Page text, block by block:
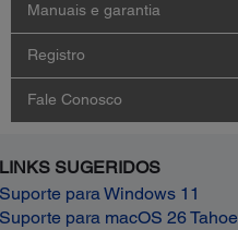
Manuais e garantia
Registro
Fale Conosco
LINKS SUGERIDOS
Suporte para Windows 11
Suporte para macOS 26 Tahoe